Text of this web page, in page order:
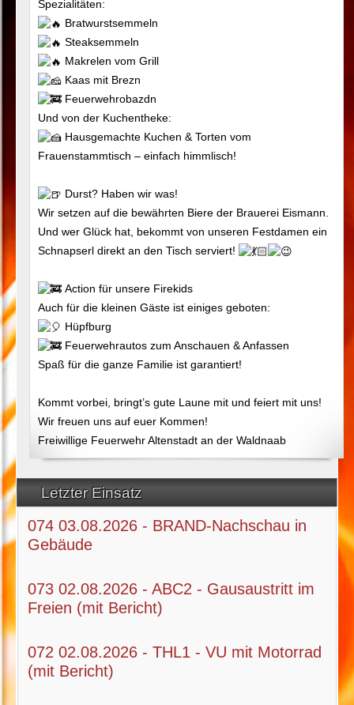
Letzter Einsatz
074 03.08.2026 - BRAND-Nachschau in
Gebäude
073 02.08.2026 - ABC2 - Gausaustritt im
Freien (mit Bericht)
072 02.08.2026 - THL1 - VU mit Motorrad
(mit Bericht)
Spezialitäten:
Bratwurstsemmeln
Steaksemmeln
Makrelen vom Grill
Kaas mit Brezn
Feuerwehrobazdn
Und von der Kuchentheke:
Hausgemachte Kuchen & Torten vom
Frauenstammtisch – einfach himmlisch!
Durst? Haben wir was!
Wir setzen auf die bewährten Biere der Brauerei Eismann.
Und wer Glück hat, bekommt von unseren Festdamen ein
Schnapserl direkt an den Tisch serviert!
Action für unsere Firekids
Auch für die kleinen Gäste ist einiges geboten:
Hüpfburg
Feuerwehrautos zum Anschauen & Anfassen
Spaß für die ganze Familie ist garantiert!
Kommt vorbei, bringt’s gute Laune mit und feiert mit uns!
Wir freuen uns auf euer Kommen!
Freiwillige Feuerwehr Altenstadt an der Waldnaab